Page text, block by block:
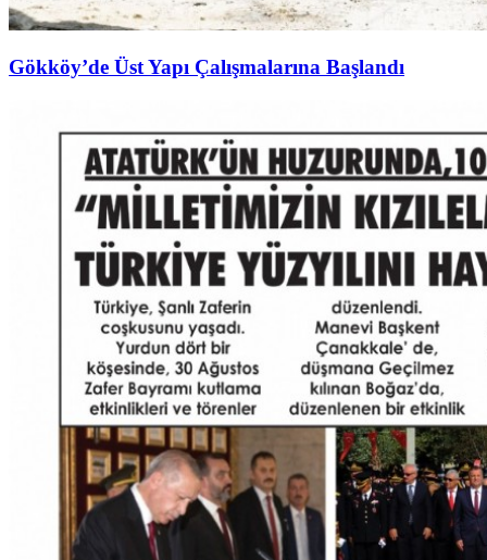
Gökköy’de Üst Yapı Çalışmalarına Başlandı